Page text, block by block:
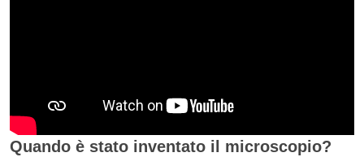
Quando è stato inventato il microscopio?